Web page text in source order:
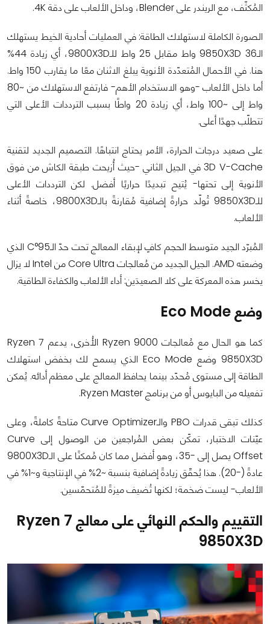
المُكثّف، مع الريندر على Blender، وداخل الألعاب على دقة 4K.
الصورة الكاملة لاستهلاك الطاقة: في العمليات أحادية الخيط يستهلك
الـ9850X3D 36 واط مقابل 25 واط للـ9800X3D، أي زيادة 44%
هنا. في الأحمال المُتعدّدة الأنوية يبلغ الاثنان معًا ما يقارب 150 واط.
أما داخل الألعاب -وهو الاستخدام الأهم- فارتفع الاستهلاك من ~80
واط إلى ~100 واط، أي زيادة 20 واطًا بسبب الترددات الأعلى التي
تتطلّب جهدًا أعلى.
على صعيد درجات الحرارة، الأمر يحتاج انتباهًا. التصميم الجديد لتقنية
3D V-Cache في الجيل الثاني -حيث أُزيحت طبقة الكاش من فوق
الأنوية إلى تحتها- يُتيح تبديدًا حراريًا أفضل. لكن الترددات الأعلى
للـ9850X3D تُولّد حرارةً إضافية مُقارنةً بالـ9800X3D، خاصةً أثناء
الألعاب.
المُبرّد الجيد متوسط الحجم كافٍ لإبقاء المعالج تحت حدّ الـ95°C الذي
وضعته AMD. الجيل الجديد من مُعالجات Core Ultra من Intel لا يزال
يخسر هذه المعركة على كلا الصعيدَين: أداء الألعاب والكفاءة الطاقية.
وضع Eco Mode
كما هو الحال مع مُعالجات Ryzen 9000 الأُخرى، يدعم Ryzen 7
9850X3D وضع Eco Mode الذي يسمح لك بخفض استهلاك
الطاقة إلى مستوى مُحدّد بينما يحافظ المعالج على معظم أدائه. يُمكن
تفعيله من البايوس أو من برنامج Ryzen Master.
كذلك تبقى قدرات PBO والـCurve Optimizer متاحةً كاملةً، وعلى
عيّنات الاختبار، تمكّن بعض المُراجعين من الوصول إلى Curve
Offset يصل إلى -35، وهو أفضل مما كان مُمكنًا على الـ9800X3D
عادةً (-20). هذا يُحقّق زيادةً إضافية بنسبة ~2% في الإنتاجية و~1% في
الألعاب- ليست ضخمة؛ لكنها تُضيف ميزةً للمُتحمّسين.
التقييم والحكم النهائي على معالج Ryzen 7
9850X3D